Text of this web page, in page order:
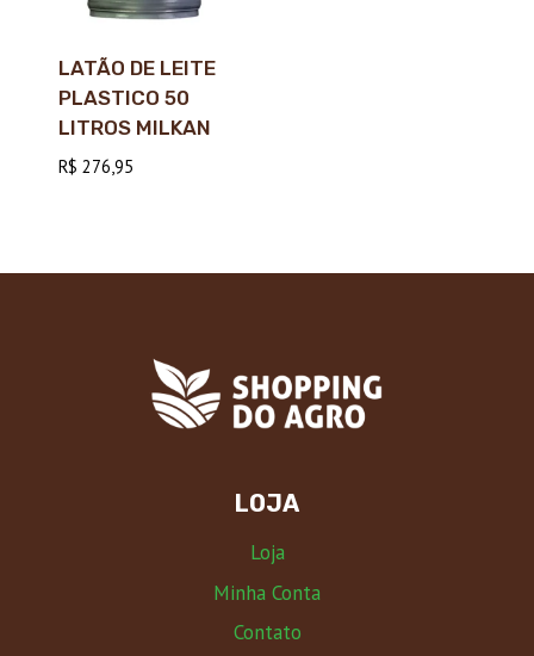
LATÃO DE LEITE
PLASTICO 50
LITROS MILKAN
R$ 276,95
LOJA
Loja
Minha Conta
Contato